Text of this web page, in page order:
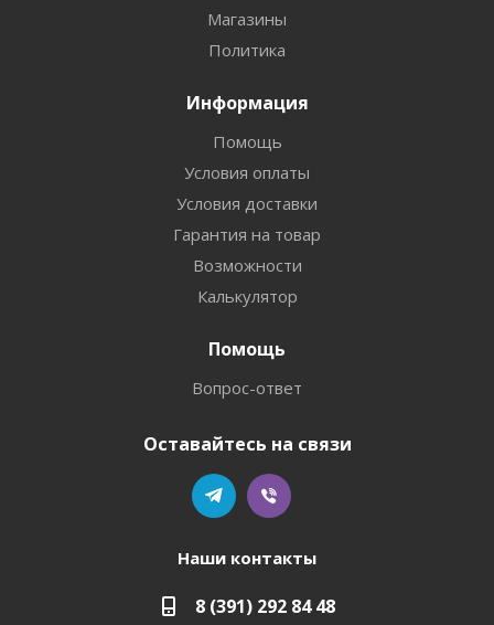
Магазины
Политика
Информация
Помощь
Условия оплаты
Условия доставки
Гарантия на товар
Возможности
Калькулятор
Помощь
Вопрос-ответ
Оставайтесь на связи
Наши контакты
8 (391) 292 84 48